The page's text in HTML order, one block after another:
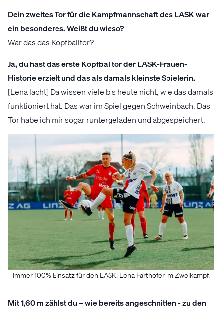
Dein zweites Tor für die Kampfmannschaft des LASK war
ein besonderes. Weißt du wieso?
War das das Kopfballtor?
Ja, du hast das erste Kopfballtor der LASK-Frauen-
Historie erzielt und das als damals kleinste Spielerin.
[Lena lacht] Da wissen viele bis heute nicht, wie das damals
funktioniert hat. Das war im Spiel gegen Schweinbach. Das
Tor habe ich mir sogar runtergeladen und abgespeichert.
Immer 100% Einsatz für den LASK. Lena Farthofer im Zweikampf.
Mit 1,60 m zählst du – wie bereits angeschnitten - zu den